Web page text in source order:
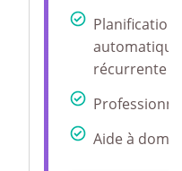
Planification
automatique
récurrente
Aide à